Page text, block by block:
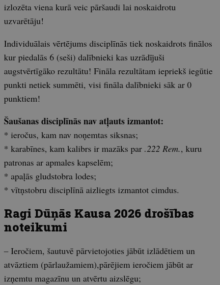
izlozēta viena kurā veic pāršaudi lai noskaidrotu
uzvarētāju!
Individuālais vērtējums disciplīnās tiek noskaidrots finālos
kur piedalās 6 (seši) dalībnieki kas uzrādījuši
augstvērtīgāko rezultātu! Fināla rezultātam iepriekš iegūtie
punkti netiek summēti, visi fināla dalībnieki sāk ar 0
punktiem!
Šaušanas disciplīnās nav atļauts izmantot:
* ieročus, kam nav noņemtas siksnas;
* karabīnes, kam kalibrs ir mazāks par .222 Rem., kuru
patronas ar apmales kapselēm;
* apaļās gludstobra lodes;
* vītņstobru disciplīnā aizliegts izmantot cimdus.
Ragi Dūņās Kausa 2026 drošības
noteikumi
– Ieročiem, šautuvē pārvietojoties jābūt izlādētiem un
atvāztiem (pārlaužamiem),pārējiem ieročiem jābūt ar
izņemtu magazīnu un atvērtu aizslēgu;